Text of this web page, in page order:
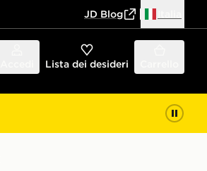
JD Blog
Lista dei desideri